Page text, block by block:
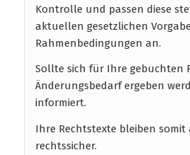
Kontrolle und passen diese
aktuellen gesetzlichen
Rahmenbedingungen an.
Sollte sich für Ihre gebuchten
Änderungsbedarf ergeben
informiert.
Ihre Rechtstexte bleiben
rechtssicher.